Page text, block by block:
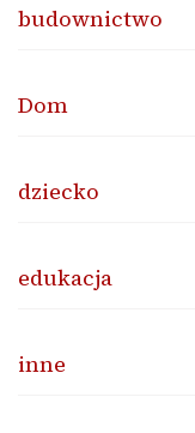
budownictwo
Dom
dziecko
edukacja
inne